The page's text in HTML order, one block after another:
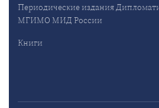
Периодические издания
МГИМО МИД России
Книги